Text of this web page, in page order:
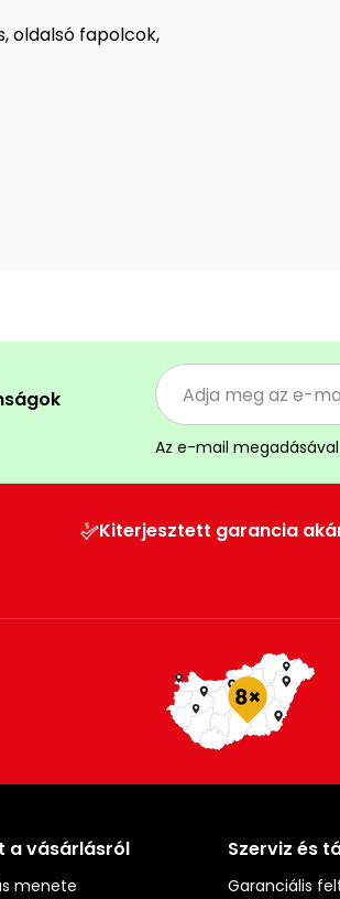
oldalsó fapolcok,
Az e-mail megadásával
Kiterjesztett garancia
a vásárlásról
menete
Szerviz és
Garanciális